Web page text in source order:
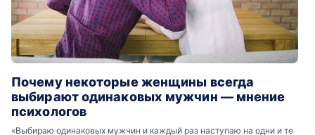
Почему некоторые женщины всегда
выбирают одинаковых мужчин — мнение
психологов
«Выбираю одинаковых мужчин и каждый раз наступаю на одни и те